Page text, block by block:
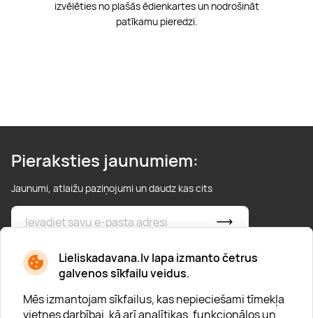
Lieliskadavana.lv lapa izmanto četrus
galvenos sīkfailu veidus.
Mēs izmantojam sīkfailus, kas nepieciešami tīmekļa
vietnes darbībai, kā arī analītikas, funkcionālos un
izvēlēties no plašās ēdienkartes un nodrošināt
patīkamu pieredzi.
Pieraksties jaunumiem:
Jaunumi, atlaižu paziņojumi un daudz kas cits
* Esmu iepazinies/usies ar privātuma politiku